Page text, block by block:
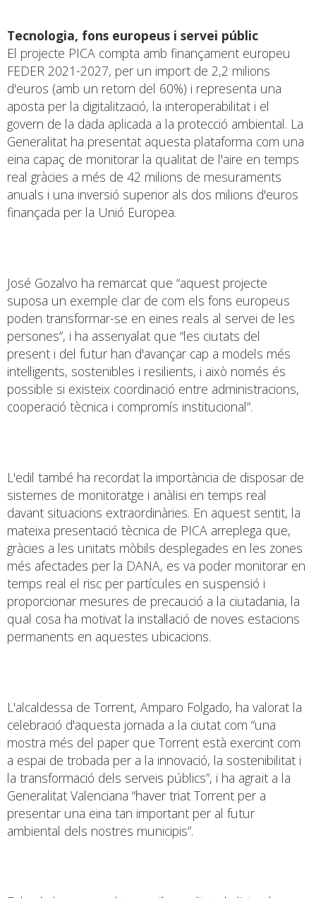
Tecnologia, fons europeus i servei públic
El projecte PICA compta amb finançament europeu
FEDER 2021-2027, per un import de 2,2 milions
d'euros (amb un retorn del 60%) i representa una
aposta per la digitalització, la interoperabilitat i el
govern de la dada aplicada a la protecció ambiental. La
Generalitat ha presentat aquesta plataforma com una
eina capaç de monitorar la qualitat de l'aire en temps
real gràcies a més de 42 milions de mesuraments
anuals i una inversió superior als dos milions d'euros
finançada per la Unió Europea.
José Gozalvo ha remarcat que “aquest projecte
suposa un exemple clar de com els fons europeus
poden transformar-se en eines reals al servei de les
persones”, i ha assenyalat que “les ciutats del
present i del futur han d'avançar cap a models més
intel·ligents, sostenibles i resilients, i això només és
possible si existeix coordinació entre administracions,
cooperació tècnica i compromís institucional”.
L'edil també ha recordat la importància de disposar de
sistemes de monitoratge i anàlisi en temps real
davant situacions extraordinàries. En aquest sentit, la
mateixa presentació tècnica de PICA arreplega que,
gràcies a les unitats mòbils desplegades en les zones
més afectades per la DANA, es va poder monitorar en
temps real el risc per partícules en suspensió i
proporcionar mesures de precaució a la ciutadania, la
qual cosa ha motivat la instal·lació de noves estacions
permanents en aquestes ubicacions.
L'alcaldessa de Torrent, Amparo Folgado, ha valorat la
celebració d'aquesta jornada a la ciutat com “una
mostra més del paper que Torrent està exercint com
a espai de trobada per a la innovació, la sostenibilitat i
la transformació dels serveis públics”, i ha agraït a la
Generalitat Valenciana “haver triat Torrent per a
presentar una eina tan important per al futur
ambiental dels nostres municipis”.